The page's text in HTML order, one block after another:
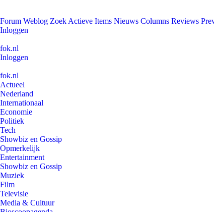
Forum Weblog Zoek Actieve Items Nieuws Columns Reviews
Inloggen
fok.nl
Inloggen
fok.nl
Actueel
Nederland
Internationaal
Economie
Politiek
Tech
Showbiz en Gossip
Opmerkelijk
Entertainment
Showbiz en Gossip
Muziek
Film
Televisie
Media & Cultuur